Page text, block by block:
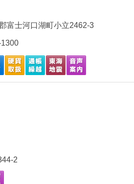
富士河口湖町小立2462-3
2